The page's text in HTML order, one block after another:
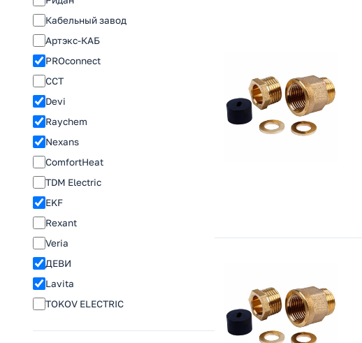
Кабельный завод
Артэкс-КАБ
PROconnect
ССТ
Devi
Raychem
Nexans
ComfortHeat
TDM Electric
EKF
Rexant
Veria
ДЕВИ
Lavita
TOKOV ELECTRIC